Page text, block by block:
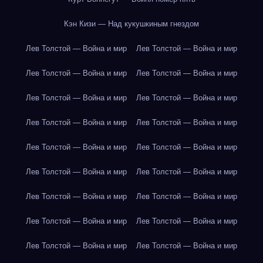
Кэн Кизи — Над кукушкиным гнездом
Лев Толстой — Война и мир Лев Толстой — Война и мир
Лев Толстой — Война и мир Лев Толстой — Война и мир
Лев Толстой — Война и мир Лев Толстой — Война и мир
Лев Толстой — Война и мир Лев Толстой — Война и мир
Лев Толстой — Война и мир Лев Толстой — Война и мир
Лев Толстой — Война и мир Лев Толстой — Война и мир
Лев Толстой — Война и мир Лев Толстой — Война и мир
Лев Толстой — Война и мир Лев Толстой — Война и мир
Лев Толстой — Война и мир Лев Толстой — Война и мир